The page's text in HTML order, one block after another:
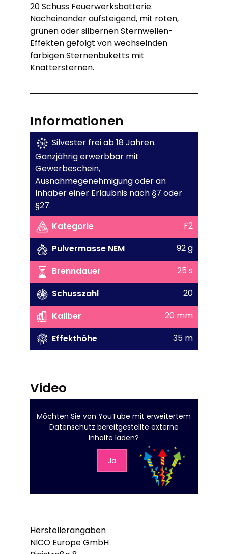
20 Schuss Feuerwerksbatterie.
Nacheinander aufsteigend, mit roten,
grünen oder silbernen Sternwellen-
Effekten gefolgt von wechselnden
farbigen Sternenbuketts mit
Knattersternen.
Informationen
Silvester frei ab 18 Jahren.
Ganzjährig erwerbbar mit
Gewerbeschein,
Ausnahmegenehmigung oder an
Inhaber einer Erlaubnis nach §7 oder
§27.
Kategorie
F2
Pulvermasse NEM
92 g
Brenndauer
25 s
Schusszahl
20
Kaliber
20 mm
Effekthöhe
35 m
Video
Möchten Sie vonYouTube mit erweitertem
Datenschutz bereitgestellte externe
Inhalte laden?
Ja
Herstellerangaben
NICO Europe GmbH